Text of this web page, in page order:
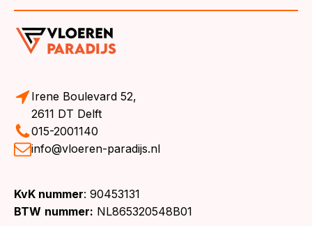
Irene Boulevard 52,
2611 DT Delft
015-2001140
info@vloeren-paradijs.nl
KvK nummer: 90453131
BTW nummer: NL865320548B01